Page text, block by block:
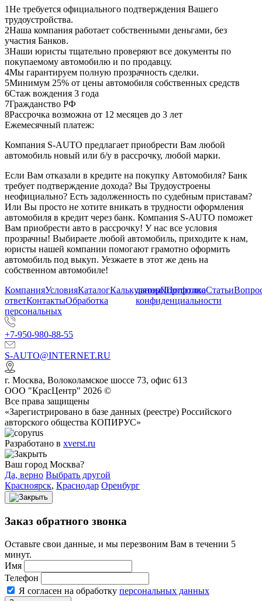
1Не требуется официального подтверждения Вашего
трудоустройства.
2Наша компания работает собственными деньгами, без
участия Банков.
3Наши юристы тщательно проверяют все документы по
покупаемому автомобилю и по продавцу.
4Мы гарантируем полную прозрачность сделки.
5Минимум 25% от цены автомобиля собственных средств
6Стаж вождения 3 года
7Гражданство РФ
8Рассрочка возможна от 12 месяцев до 3 лет
Ежемесячный платеж:
Компания S-AUTO предлагает приобрести Вам любой
автомобиль новый или б/у в рассрочку, любой марки.
Если Вам отказали в кредите на покупку Автомобиля? Банк
требует подтверждение дохода? Вы Трудоустроены
неофициально? Есть задолженность по судебным приставам?
Или Вы просто не хотите вникать в трудности оформления
автомобиля в кредит через банк. Компания S-AUTO поможет
Вам приобрести авто в рассрочку! У нас все условия
прозрачны! Выбираете любой автомобиль, приходите к нам,
юристы нашей компании помогают грамотно оформить
автомобиль под выкуп. Уезжаете в этот же день на
собственном автомобиле!
КомпанияУсловияКаталогКалькуляторПортфолиоСтатьи
ответКонтактыОбработка
персональных
данныхПолитика
конфиденциальности
+7-950-980-88-55
S-AUTO@INTERNET.RU
г. Москва, Волоколамское шоссе 73, офис 613
ООО "КрасЦентр" 2026 ©
Все права защищены
«Зарегистрировано в базе данных (реестре) Российского
авторского общества КОПИРУС»
Разработано в xverst.ru
Ваш город Москва?
Да, верно Выбрать другой
Красноярск, Краснодар Оренбург
Заказ обратного звонка
Оставьте свои данные, и мы перезвоним Вам в течении 5
минут.
Имя
Телефон
Я согласен на обработку персональных данных